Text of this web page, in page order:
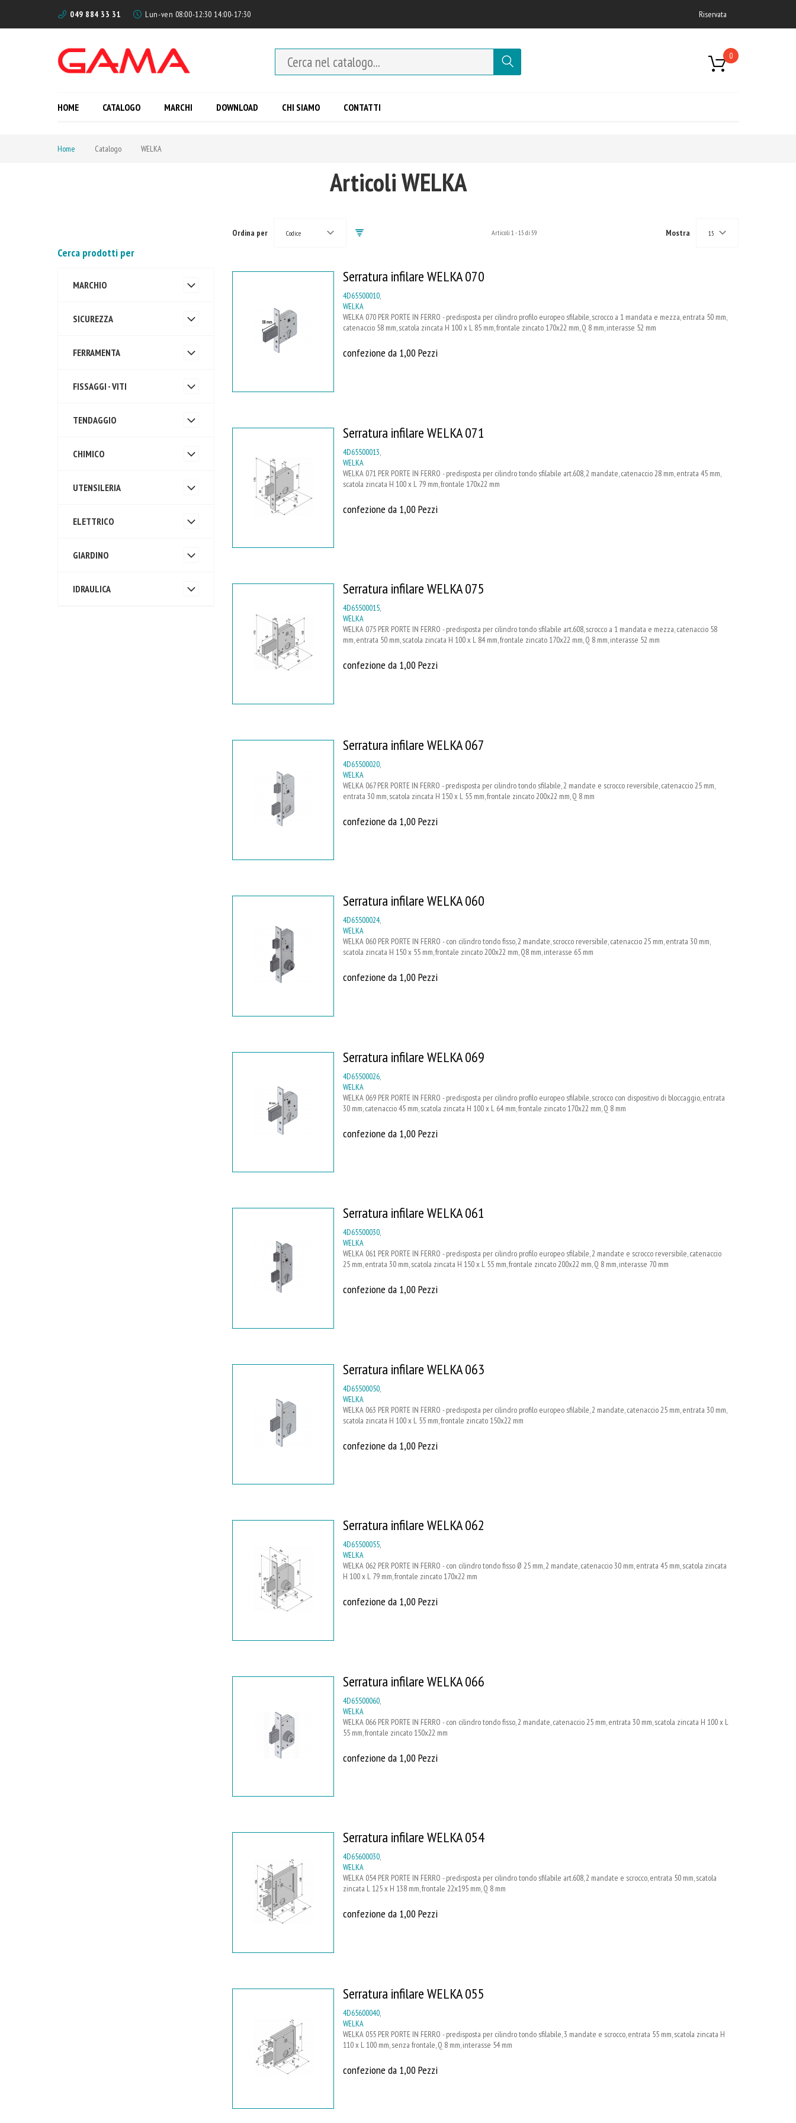
049 884 33 31 Lun-ven 08:00-12:30 14:00-17:30 Riservata
0
HOME CATALOGO MARCHI DOWNLOAD CHI SIAMO CONTATTI
Home Catalogo WELKA
Articoli WELKA
Ordina per Codice Articoli 1-15 di 59 Mostra 15
Serratura infilare WELKA 070
4D65500010,
WELKA
WELKA 070 PER PORTE IN FERRO - predisposta per cilindro profilo europeo sfilabile, scrocco a 1 mandata e mezza, entrata 50 mm,
catenaccio 58 mm, scatola zincata H 100 x L 85 mm, frontale zincato 170x22 mm, Q 8 mm, interasse 52 mm
confezione da 1,00 Pezzi
Serratura infilare WELKA 071
4D65500013
WELKA
WELKA 071 PER PORTE IN FERRO - predisposta per cilindro tondo sfilabile art.608, 2 mandate, catenaccio 28 mm, entrata 45 mm,
scatola zincata H 100 x L 79 mm, frontale 170x22 mm
confezione da 1,00 Pezzi
Serratura infilare WELKA 075
4D65500015,
WELKA
WELKA 075 PER PORTE IN FERRO - predisposta per cilindro tondo sfilabile art.608, scrocco a 1 mandata e mezza, catenaccio 58
mm, entrata 50 mm, scatola zincata H 100 x L 84 mm, frontale zincato 170x22 mm, Q 8 mm, interasse 52 mm
confezione da 1,00 Pezzi
Serratura infilare WELKA 067
4D65500020,
WELKA
WELKA 067 PER PORTE IN FERRO - predisposta per cilindro tondo sfilabile, 2 mandate e scrocco reversibile, catenaccio 25 mm,
entrata 30 mm, scatola zincata H 150 x L 55 mm, frontale zincato 200x22 mm, Q 8 mm
confezione da 1,00 Pezzi
Serratura infilare WELKA 060
4D65500024,
WELKA
WELKA 060 PER PORTE IN FERRO - con cilindro tondo fisso, 2 mandate, scrocco reversibile, catenaccio 25 mm, entrata 30 mm,
scatola zincata H 150 x 55 mm, frontale zincato 200x22 mm, Q8 mm, interasse 65 mm
confezione da 1,00 Pezzi
Serratura infilare WELKA 069
4D65500026,
WELKA
WELKA 069 PER PORTE IN FERRO - predisposta per cilindro profilo europeo sfilabile, scrocco con dispositivo di bloccaggio, entrata
30 mm, catenaccio 45 mm, scatola zincata H 100 x L 64 mm, frontale zincato 170x22 mm, Q 8 mm
confezione da 1,00 Pezzi
Serratura infilare WELKA 061
4D65500030,
WELKA
WELKA 061 PER PORTE IN FERRO - predisposta per cilindro profilo europeo sfilabile, 2 mandate e scrocco reversibile, catenaccio
25 mm, entrata 30 mm, scatola zincata H 150 x L 55 mm, frontale zincato 200x22 mm, Q 8 mm, interasse 70 mm
confezione da 1,00 Pezzi
Serratura infilare WELKA 063
4D65500050,
WELKA
WELKA 063 PER PORTE IN FERRO - predisposta per cilindro profilo europeo sfilabile, 2 mandate, catenaccio 25 mm, entrata 30 mm,
scatola zincata H 100 x L 55 mm, frontale zincato 150x22 mm
confezione da 1,00 Pezzi
Serratura infilare WELKA 062
4D65500055,
WELKA
WELKA 062 PER PORTE IN FERRO - con cilindro tondo fisso Ø 25 mm, 2 mandate, catenaccio 30 mm, entrata 45 mm, scatola zincata
H 100 x L 79 mm, frontale zincato 170x22 mm
confezione da 1,00 Pezzi
Serratura infilare WELKA 066
4D65500060,
WELKA
WELKA 066 PER PORTE IN FERRO - con cilindro tondo fisso, 2 mandate, catenaccio 25 mm, entrata 30 mm, scatola zincata H 100 x L
55 mm, frontale zincato 150x22 mm
confezione da 1,00 Pezzi
Serratura infilare WELKA 054
4D65600030,
WELKA
WELKA 054 PER PORTE IN FERRO - predisposta per cilindro tondo sfilabile art.608, 2 mandate e scrocco, entrata 50 mm, scatola
zincata L 125 x H 138 mm, frontale 22x195 mm, Q 8 mm
confezione da 1,00 Pezzi
Serratura infilare WELKA 055
4D65600040,
WELKA
WELKA 055 PER PORTE IN FERRO - predisposta per cilindro tondo sfilabile, 3 mandate e scrocco, entrata 55 mm, scatola zincata H
110 x L 100 mm, senza frontale, Q 8 mm, interasse 54 mm
confezione da 1,00 Pezzi
Cerca prodotti per
MARCHIO
SICUREZZA
FERRAMENTA
FISSAGGI - VITI
TENDAGGIO
CHIMICO
UTENSILERIA
ELETTRICO
GIARDINO
IDRAULICA